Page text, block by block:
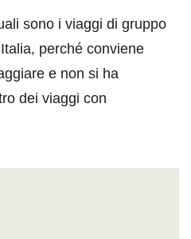
sono i viaggi di gruppo
perché conviene
e non si ha
dei viaggi con